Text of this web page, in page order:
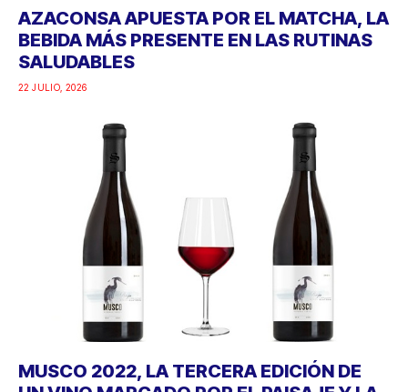
AZACONSA APUESTA POR EL MATCHA, LA
BEBIDA MÁS PRESENTE EN LAS RUTINAS
SALUDABLES
22 JULIO, 2026
MUSCO 2022, LA TERCERA EDICIÓN DE